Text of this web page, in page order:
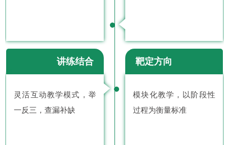
讲练结合
灵活互动教学模式，举
一反三，查漏补缺
靶定方向
模块化教学，以阶段性
过程为衡量标准